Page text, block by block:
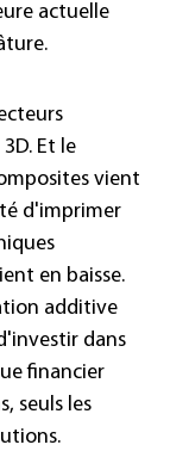
actuelle
Et le
vient
d'imprimer
en baisse.
additive
dans
financier
seuls les